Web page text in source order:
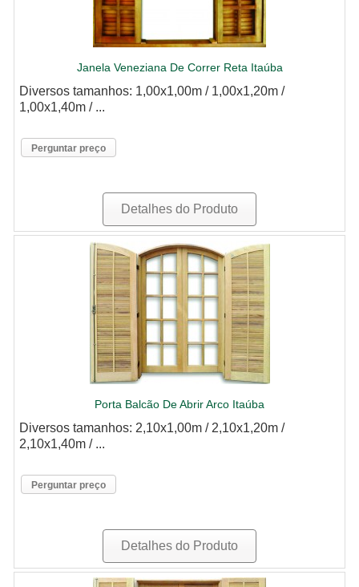
Janela Veneziana De Correr Reta Itaúba
Diversos tamanhos: 1,00x1,00m / 1,00x1,20m /
1,00x1,40m / ...
Perguntar preço
Detalhes do Produto
Porta Balcão De Abrir Arco Itaúba
Diversos tamanhos: 2,10x1,00m / 2,10x1,20m /
2,10x1,40m / ...
Perguntar preço
Detalhes do Produto